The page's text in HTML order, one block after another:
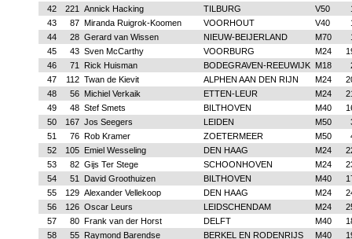
42
221 Annick Hacking TILBURG V50
43
87 Miranda Ruigrok-Koomen VOORHOUT V40
44
28 Gerard van Wissen NIEUW-BEIJERLAND M70
45
43 Sven McCarthy VOORBURG M24
46
71 Rick Huisman BODEGRAVEN-REEUWIJK M18
47
112 Twan de Kievit ALPHEN AAN DEN RIJN M24
48
56 Michiel Verkaik ETTEN-LEUR M24
49
48 Stef Smets BILTHOVEN M40
50
167 Jos Seegers LEIDEN M50
51
76 Rob Kramer ZOETERMEER M50
52
105 Emiel Wesseling DEN HAAG M24
53
82 Gijs Ter Stege SCHOONHOVEN M24
54
51 David Groothuizen BILTHOVEN M40
55
129 Alexander Vellekoop DEN HAAG M24
56
126 Oscar Leurs LEIDSCHENDAM M24
57
80 Frank van der Horst DELFT M40
58
55 Raymond Barendse BERKEL EN RODENRIJS M40